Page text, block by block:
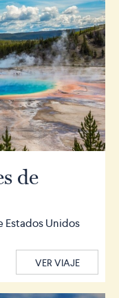
de
Estados Unidos
VER VIAJE